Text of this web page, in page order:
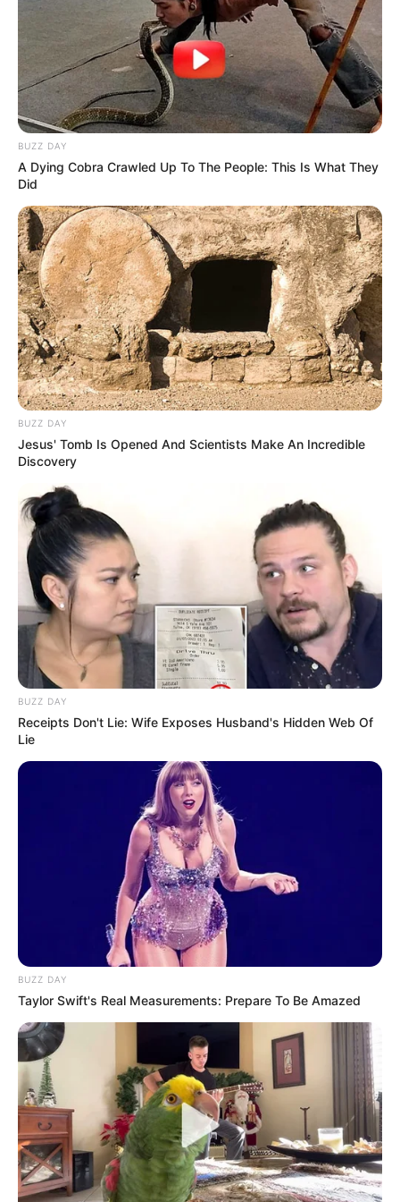
Sans oublier les possibilités de jouer la base quinté comme
super base Turf pour faire un Quarté Quinté. Une base
incontournable pour les jeux en champs réduits.
3 LORCAN
7 RAQEEBB
Découvrez letaux de réussite de onze pronostiqueurs de la
presse
au jeu du Simple Gagnant et Placé sur les 10 derniers
Quintés de Plat.
Les Meilleures cotes pour les plus grandes compétitions de
BUZZ DAY
A Dying Cobra Crawled Up To The People: This Is What They
Did
BUZZ DAY
Jesus' Tomb Is Opened And Scientists Make An Incredible
Discovery
BUZZ DAY
Receipts Don't Lie: Wife Exposes Husband's Hidden Web Of
Lie
BUZZ DAY
Taylor Swift's Real Measurements: Prepare To Be Amazed